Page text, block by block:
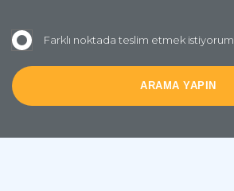
Farklı noktada teslim etmek istiyorum.
ARAMA YAPIN